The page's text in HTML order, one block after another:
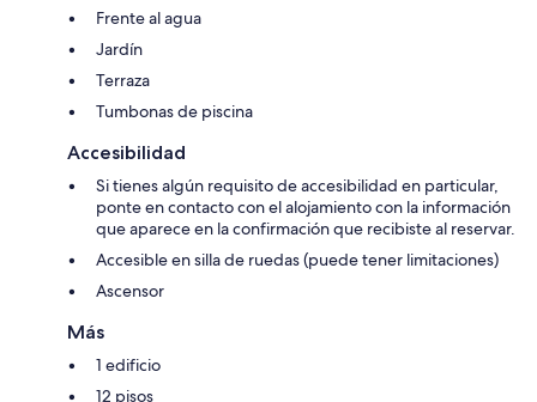
Frente al agua
Jardín
Terraza
Tumbonas de piscina
Accesibilidad
Si tienes algún requisito de accesibilidad en particular,
ponte en contacto con el alojamiento con la información
que aparece en la confirmación que recibiste al reservar.
Accesible en silla de ruedas (puede tener limitaciones)
Ascensor
Más
1 edificio
12 pisos